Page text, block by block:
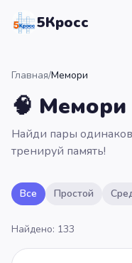
5Кросс
Главная/Мемори
🧠 Мемори
Найди пары
тренируй память!
Все Простой
Найдено: 133